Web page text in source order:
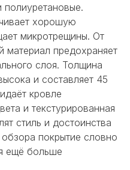
хорошую
микротрещины. От
материал предохраняет
слоя. Толщина
и составляет 45
кровле
и текстурированная
стиль и достоинства
покрытие словно
ещё больше